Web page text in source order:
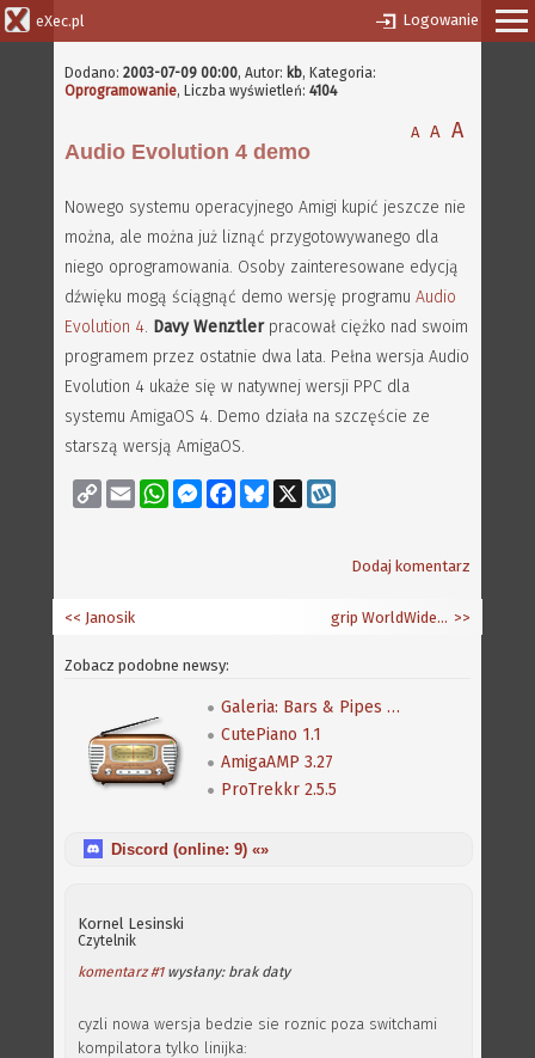
eXec.pl Logowanie
Dodano: 2003-07-09 00:00, Autor: kb, Kategoria:
Oprogramowanie, Liczba wyświetleń: 4104
A A A
Audio Evolution 4 demo
Nowego systemu operacyjnego Amigi kupić jeszcze nie
można, ale można już liznąć przygotowywanego dla
niego oprogramowania. Osoby zainteresowane edycją
dźwięku mogą ściągnąć demo wersję programu Audio
Evolution 4. Davy Wenztlerpracował ciężko nad swoim
programem przez ostatnie dwa lata. Pełna wersja Audio
Evolution 4 ukaże się w natywnej wersji PPC dla
systemu AmigaOS 4. Demo działa na szczęście ze
starszą wersją AmigaOS.
Copy
Link
Email WhatsAppMessenger
FacebookBluesky
Dodaj komentarz
grip WorldWideWeb Server 2.1 >>
<< Janosik
Zobacz podobne newsy:
Galeria: Bars & Pipes Professional
CutePiano 1.1
AmigaAMP 3.27
ProTrekkr 2.5.5
Discord (online: 9) «»
Kornel Lesinski
Czytelnik
komentarz #1wysłany: brak daty
cyzli nowa wersja bedzie sie roznic poza switchami
kompilatora tylko linijka: